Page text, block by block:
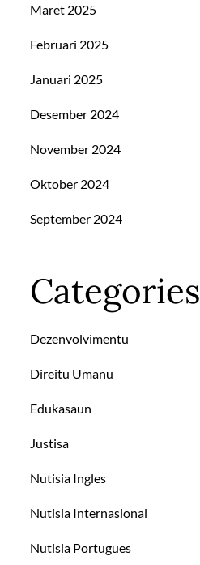
Maret 2025
Februari 2025
Januari 2025
Desember 2024
November 2024
Oktober 2024
September 2024
Categories
Dezenvolvimentu
Direitu Umanu
Edukasaun
Justisa
Nutisia Ingles
Nutisia Internasional
Nutisia Portugues